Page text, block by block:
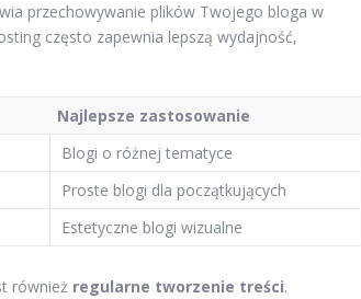
przechowywanie plików Twojego bloga w
często zapewnia lepszą wydajność,
Najlepsze zastosowanie
Blogi o różnej tematyce
Proste blogi dla początkujących
Estetyczne blogi wizualne
również regularne tworzenie treści.